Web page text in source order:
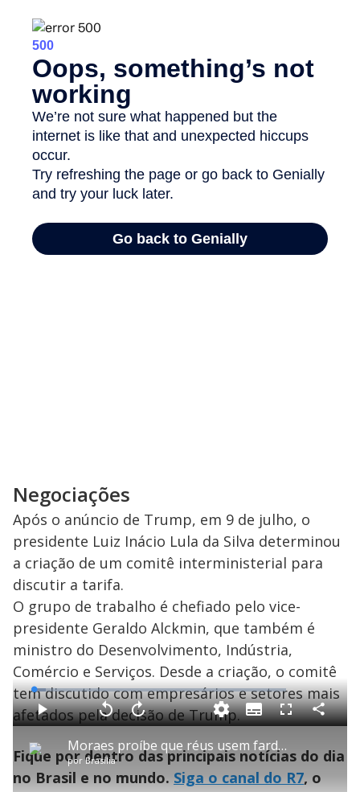
Negociações
Após o anúncio de Trump, em 9 de julho, o
presidente Luiz Inácio Lula da Silva determinou
a criação de um comitê interministerial para
discutir a tarifa.
O grupo de trabalho é chefiado pelo vice-
presidente Geraldo Alckmin, que também é
ministro do Desenvolvimento, Indústria,
Comércio e Serviços. Desde a criação, o comitê
tem discutido com empresários e setores mais
afetados pela decisão de Trump.
P Moraes proíbe que réus usem farda durante interrogatórios sobre suposta tentativa de golpe
por Brasília
P V
t
a
r
0
s
A
n
1
0
L
o
a
d
e
4
.
7
3
%
S
u
b
i
t
l
s
F
s
c
r
e
e
C
o
i
l
Fique por dentro das principais notícias do dia
no Brasil e no mundo. Siga o canal do R7, o